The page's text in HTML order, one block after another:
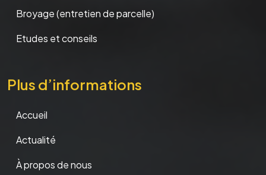
Broyage (entretien de parcelle)
Etudes et conseils
Plus d’informations
Accueil
Actualité
À propos de nous